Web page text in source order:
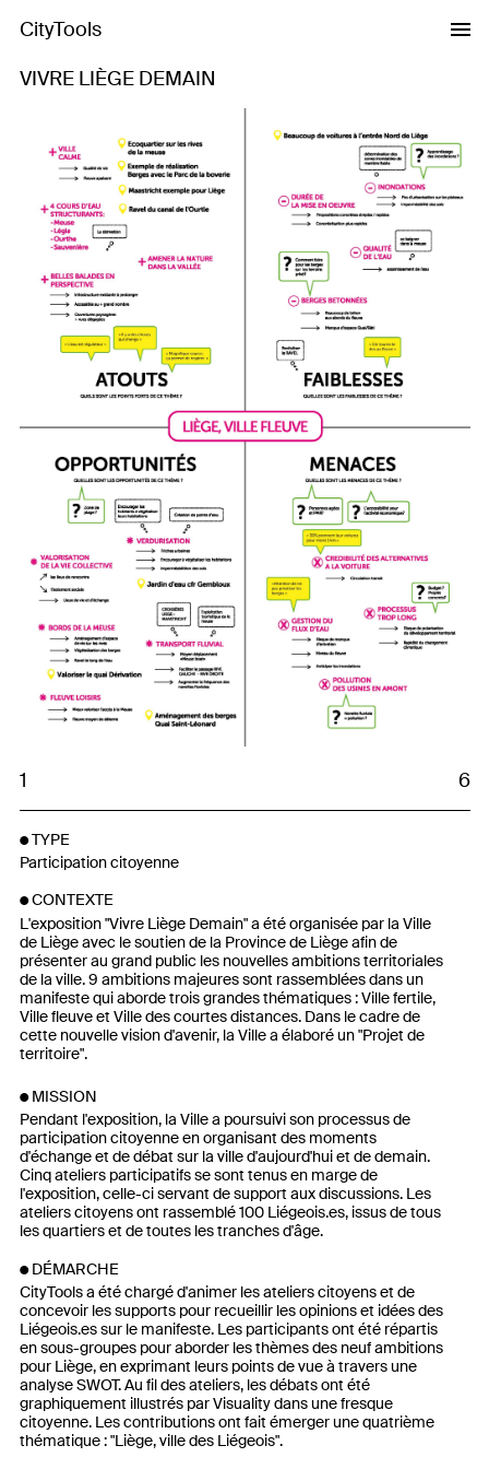
CityTools
VIVRE LIÈGE DEMAIN
Previous Next
1 6
TYPE
Participation citoyenne
CONTEXTE
L'exposition "Vivre Liège Demain" a été organisée par la Ville
de Liège avec le soutien de la Province de Liège afin de
présenter au grand public les nouvelles ambitions territoriales
de la ville. 9 ambitions majeures sont rassemblées dans un
manifeste qui aborde trois grandes thématiques : Ville fertile,
Ville fleuve et Ville des courtes distances. Dans le cadre de
cette nouvelle vision d'avenir, la Ville a élaboré un "Projet de
territoire".
MISSION
Pendant l'exposition, la Ville a poursuivi son processus de
participation citoyenne en organisant des moments
d'échange et de débat sur la ville d'aujourd'hui et de demain.
Cinq ateliers participatifs se sont tenus en marge de
l'exposition, celle-ci servant de support aux discussions. Les
ateliers citoyens ont rassemblé 100 Liégeois.es, issus de tous
les quartiers et de toutes les tranches d'âge.
DÉMARCHE
CityTools a été chargé d'animer les ateliers citoyens et de
concevoir les supports pour recueillir les opinions et idées des
Liégeois.es sur le manifeste. Les participants ont été répartis
en sous-groupes pour aborder les thèmes des neuf ambitions
pour Liège, en exprimant leurs points de vue à travers une
analyse SWOT. Au fil des ateliers, les débats ont été
graphiquement illustrés par Visuality dans une fresque
citoyenne. Les contributions ont fait émerger une quatrième
thématique : "Liège, ville des Liégeois".